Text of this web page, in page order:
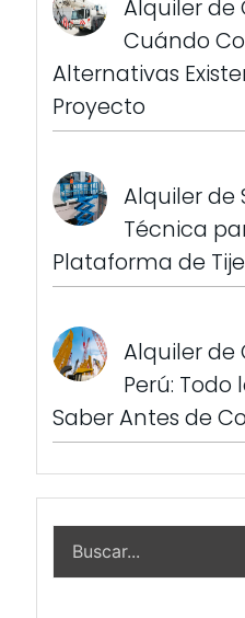
Alquiler de
Cuándo
Alternativas
Proyecto
Alquiler de
Técnica
Plataforma de
Alquiler de
Perú: Todo
Saber Antes de